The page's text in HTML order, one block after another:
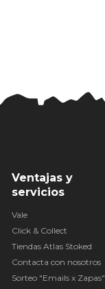
Ventajas y
servicios
Vale
Click & Collect
Tiendas Atlas Stoked
Contacta con nosotros
Sorteo "Emails x Zapas"